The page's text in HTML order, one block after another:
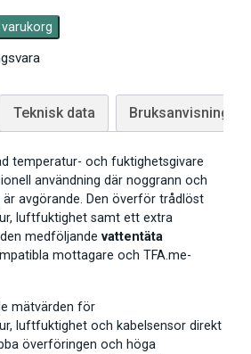
Teknisk data Bruksanvisning
temperatur- och fuktighetsgivare
användning där noggrann och
avgörande. Den överför trådlöst
luftfuktighet samt ett extra
medföljande vattentäta
mottagare och TFA.me-
mätvärden för
luftfuktighet och kabelsensor direkt
överföringen och höga